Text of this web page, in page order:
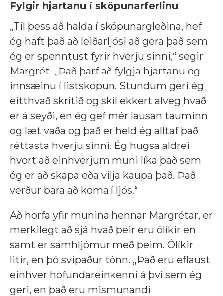
Fylgir hjartanu í sköpunarferlinu
„Til þess að halda í sköpunargleðina, hef
ég haft það að leiðarljósi að gera það sem
ég er spenntust fyrir hverju sinni,“ segir
Margrét. „Það þarf að fylgja hjartanu og
innsæinu í listsköpun. Stundum geri ég
eitthvað skrítið og skil ekkert alveg hvað
er á seyði, en ég gef mér lausan tauminn
og læt vaða og það er held ég alltaf það
réttasta hverju sinni. Ég hugsa aldrei
hvort að einhverjum muni líka það sem
ég er að skapa eða vilja kaupa það. Það
verður bara að koma í ljós.“
Að horfa yfir munina hennar Margrétar, er
merkilegt að sjá hvað þeir eru ólíkir en
samt er samhljómur með þeim. Ólíkir
litir, en þó svipaður tónn. „Það eru eflaust
einhver höfundareinkenni á því sem ég
geri, en það eru mismunandi